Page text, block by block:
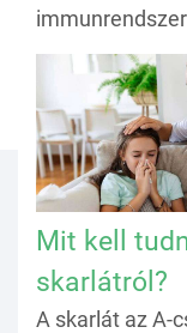
Mit kell
skarlátról?
A skarlát az A-